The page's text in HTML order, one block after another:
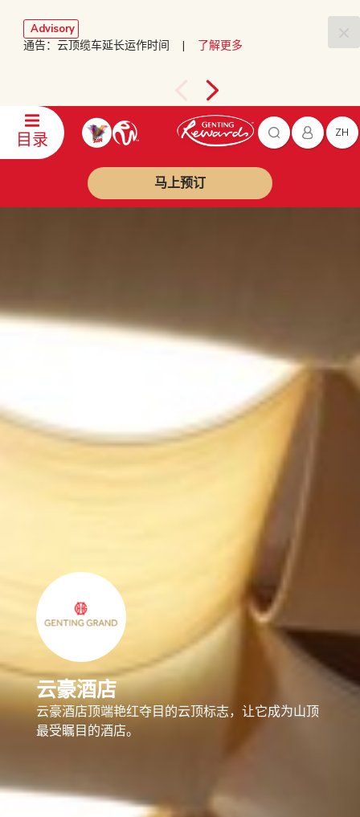
Advisory
通告：云顶缆车延长运作时间 | 了解更多
目录 ZH
马上预订
云豪酒店
云豪酒店顶端艳红夺目的云顶标志，让它成为山顶
最受瞩目的酒店。